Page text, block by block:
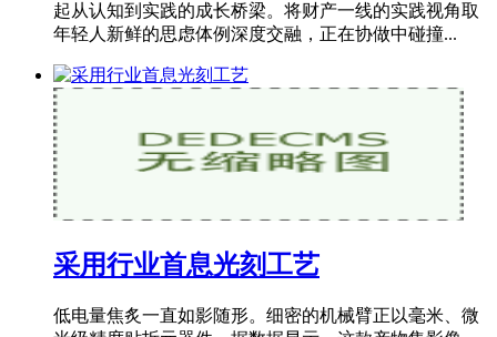
起从认知到实践的成长桥梁。将财产一线的实践视角取
年轻人新鲜的思虑体例深度交融，正在协做中碰撞...
采用行业首息光刻工艺
低电量焦炙一直如影随形。细密的机械臂正以毫米、微